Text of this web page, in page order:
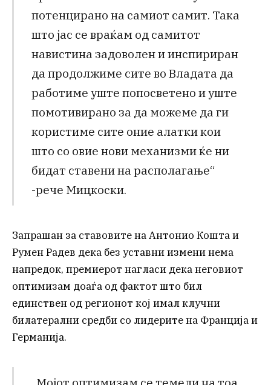
потенцирано на самиот самит. Така
што јас се враќам од самитот
навистина задоволен и инспириран
да продолжиме сите во Владата да
работиме уште попосветено и уште
помотивирано за да можеме да ги
користиме сите оние алатки кои
што со овие нови механизми ќе ни
бидат ставени на располагање“
-рече Мицкоски.
Запрашан за ставовите на Антонио Кошта и
Румен Радев дека без уставни измени нема
напредок, премиерот нагласи дека неговиот
оптимизам доаѓа од фактот што бил
единствен од регионот кој имал клучни
билатерални средби со лидерите на Франција и
Германија.